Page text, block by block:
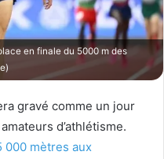
en finale du 5000 m des
gravé comme un jour
d’athlétisme.
000 mètres aux